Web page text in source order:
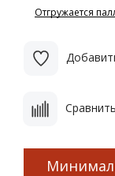
Отгружается
Сравнить